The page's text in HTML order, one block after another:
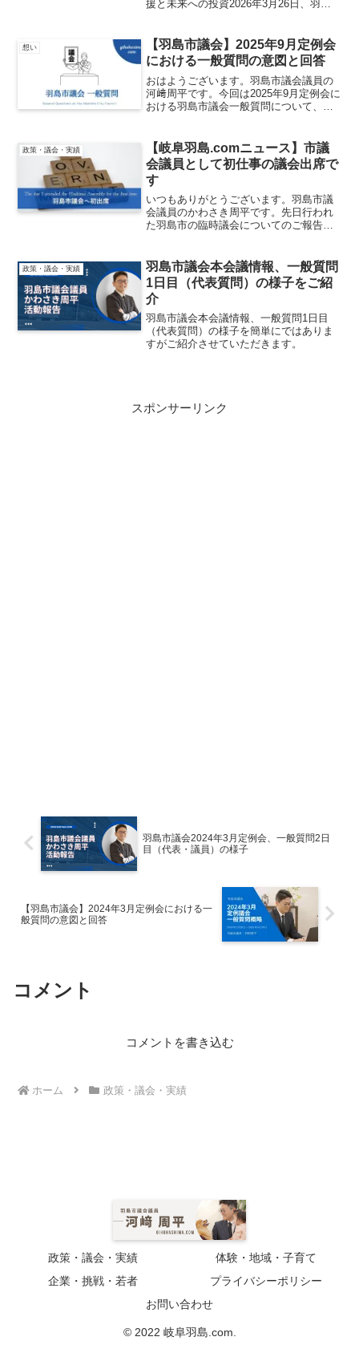
援と未来への投資2026年3月26日、羽島
たちの未来・安心安全なまちづくりに向
けた重要な施策...
想い
【羽島市議会】2025年9月定例会
における一般質問の意図と回答
おはようございます。羽島市議会議員の
河﨑周平です。今回は2025年9月定例会に
おける羽島市議会一般質問について、質
ための一歩として是非ともご一読くださ
い。天候災害から児...
政策・議会・実績
【岐阜羽島.comニュース】市議
会議員として初仕事の議会出席で
す
いつもありがとうございます。羽島市議
会議員のかわさき周平です。先日行われ
た羽島市の臨時議会についてのご報告を
島市の臨時議会。市議会議員として初め
ての仕事...
政策・議会・実績
羽島市議会本会議情報、一般質問
1日目（代表質問）の様子をご紹
介
羽島市議会本会議情報、一般質問1日目
（代表質問）の様子を簡単にではありま
すがご紹介させていただきます。
スポンサーリンク
羽島市議会2024年3月定例会、一般質問2日
目（代表・議員）の様子
【羽島市議会】2024年3月定例会における一
般質問の意図と回答
コメント
コメントを書き込む
ホーム 政策・議会・実績
政策・議会・実績
体験・地域・子育て
企業・挑戦・若者
プライバシーポリシー
お問い合わせ
© 2022 岐阜羽島.com.